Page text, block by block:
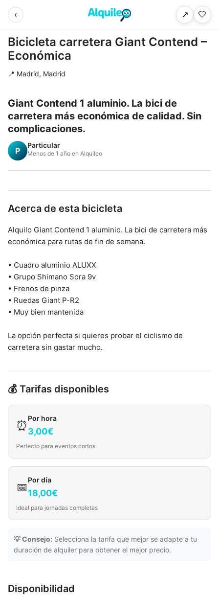
‹ ↗ 🤍
Bicicleta carretera Giant Contend –
Económica
📍 Madrid, Madrid
Giant Contend 1 aluminio. La bici de
carretera más económica de calidad. Sin
complicaciones.
P
Particular
Menos de 1 año en Alquileo
Acerca de esta bicicleta
Alquilo Giant Contend 1 aluminio. La bici de carretera más
económica para rutas de fin de semana.
• Cuadro aluminio ALUXX
• Grupo Shimano Sora 9v
• Frenos de pinza
• Ruedas Giant P-R2
• Muy bien mantenida
La opción perfecta si quieres probar el ciclismo de
carretera sin gastar mucho.
💰 Tarifas disponibles
⏰
Por hora
3,00€
Perfecto para eventos cortos
📅
Por día
18,00€
Ideal para jornadas completas
💡 Consejo: Selecciona la tarifa que mejor se adapte a tu
duración de alquiler para obtener el mejor precio.
Disponibilidad